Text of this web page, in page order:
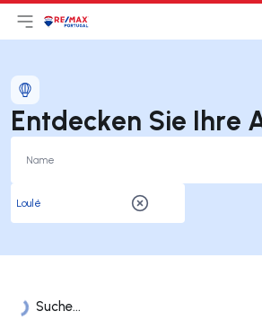
Hauptmenü öffnen
LogoZur Startseite
Entdecken Sie Ihre
Suche...